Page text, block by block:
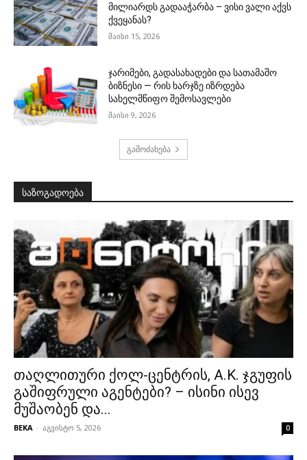
მილიარდს გადააჭარბა – ვისი ვალი აქვს
ქვეყანას?
მაისი 15, 2026
ჯარიმები, გადასახადები და სათამაშო
ბიზნესი — რის ხარჯზე იზრდება
სახელმწიფო შემოსავლები
მაისი 9, 2026
გამოძახება
საზოგადოება
თაღლითური ქოლ-ცენტრის, A.K. ჯგუფის
გაშიფრული აგენტები? – ისინი ისევ
მუშაობენ და...
BEKA - აგვისტო 5, 2026 0